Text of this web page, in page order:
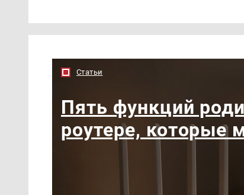
Статьи
Пять функций
роутере, которые